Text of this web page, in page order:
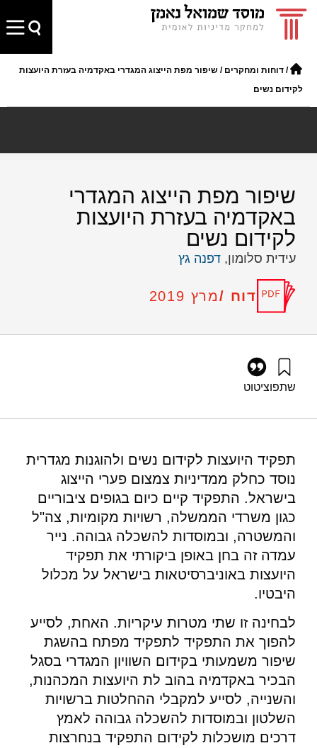
/ דוחות ומחקרים / שיפור מפת הייצוג המגדרי באקדמיה בעזרת היועצות
לקידום נשים
שיפור מפת הייצוג המגדרי
באקדמיה בעזרת היועצות
לקידום נשים
עידית סלומון, דפנה גץ
דוח /מרץ 2019
שתפוציטוט
achieving-better-gender-representation
תפקיד היועצות לקידום נשים ולהוגנות מגדרית
נוסד כחלק ממדיניות צמצום פערי הייצוג
בישראל. התפקיד קיים כיום בגופים ציבוריים
כגון משרדי הממשלה, רשויות מקומיות, צה"ל
והמשטרה, ובמוסדות להשכלה גבוהה. נייר
עמדה זה בחן באופן ביקורתי את תפקיד
היועצות באוניברסיטאות בישראל על מכלול
היבטיו.
לבחינה זו שתי מטרות עיקריות. האחת, לסייע
להפוך את התפקיד לתפקיד מפתח בהשגת
שיפור משמעותי בקידום השוויון המגדרי בסגל
הבכיר באקדמיה בהוב לת היועצות המכהנות,
והשנייה, לסייע למקבלי ההחלטות ברשויות
השלטון ובמוסדות להשכלה גבוהה לאמץ
דרכים מושכלות לקידום התפקיד בנחרצות